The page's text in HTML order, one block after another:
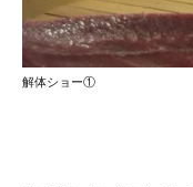
解体ショー①